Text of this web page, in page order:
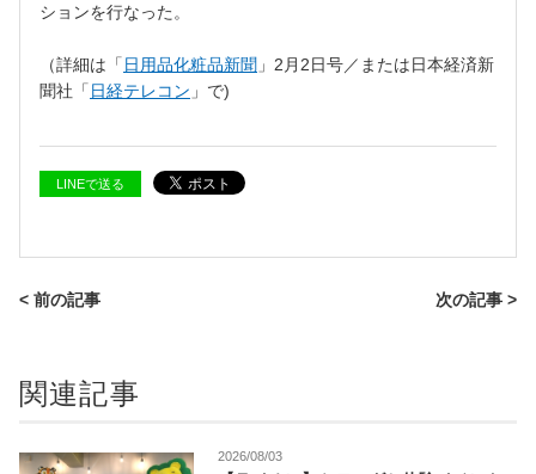
ションを行なった。
（詳細は「 日用品化粧品新聞 」2月2日号／または日本経済新
聞社「 日経テレコン 」で)
LINEで送る
< 前の記事 次の記事 >
関連記事
2026/08/03